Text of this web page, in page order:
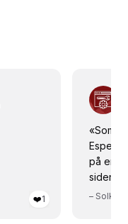
❤️1
«Som
Espen!
på en
sidene
–